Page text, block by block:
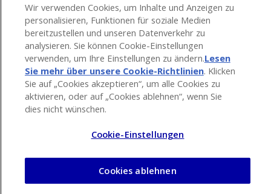
Wir verwenden Cookies, um Inhalte und Anzeigen zu
personalisieren, Funktionen für soziale Medien
bereitzustellen und unseren Datenverkehr zu
analysieren. Sie können Cookie-Einstellungen
verwenden, um Ihre Einstellungen zu ändern.Lesen
Sie mehr über unsere Cookie-Richtlinien(opens in a
new tab)
. Klicken
Sie auf „Cookies akzeptieren“, um alle Cookies zu
aktivieren, oder auf „Cookies ablehnen“, wenn Sie
dies nicht wünschen.
Cookie-Einstellungen
Cookies ablehnen